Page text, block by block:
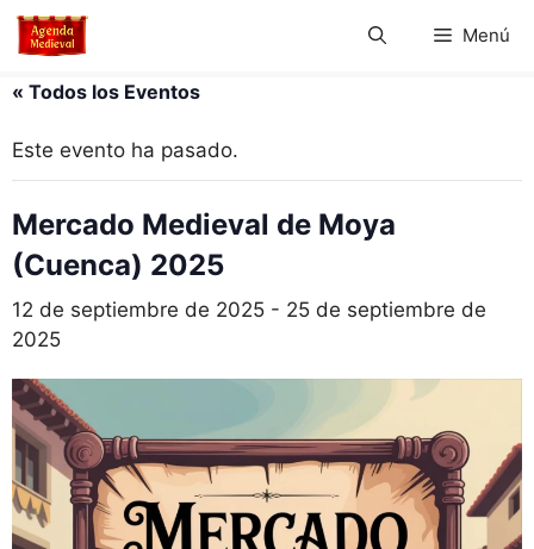
Saltar
Menú
« Todos los Eventos
Este evento ha pasado.
Mercado Medieval de Moya
(Cuenca) 2025
12 de septiembre de 2025 - 25 de septiembre de
2025